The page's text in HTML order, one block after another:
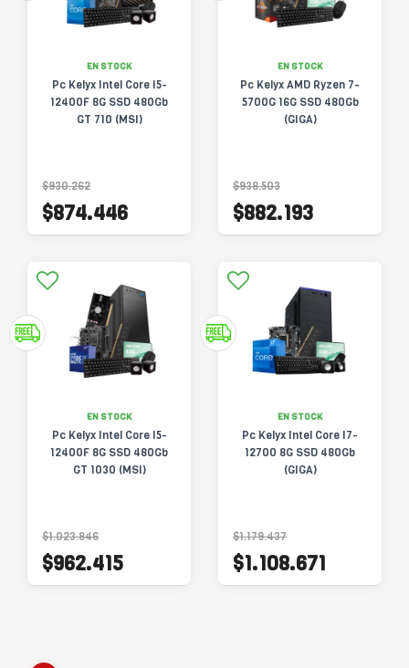
EN STOCK
Pc Kelyx Intel Core I5-
12400F 8G SSD 480Gb
GT 710 (MSI)
$930.262
$874.446
EN STOCK
Pc Kelyx AMD Ryzen 7-
5700G 16G SSD 480Gb
(GIGA)
$938.503
$882.193
EN STOCK
Pc Kelyx Intel Core I5-
12400F 8G SSD 480Gb
GT 1030 (MSI)
$1.023.846
$962.415
EN STOCK
Pc Kelyx Intel Core I7-
12700 8G SSD 480Gb
(GIGA)
$1.179.437
$1.108.671